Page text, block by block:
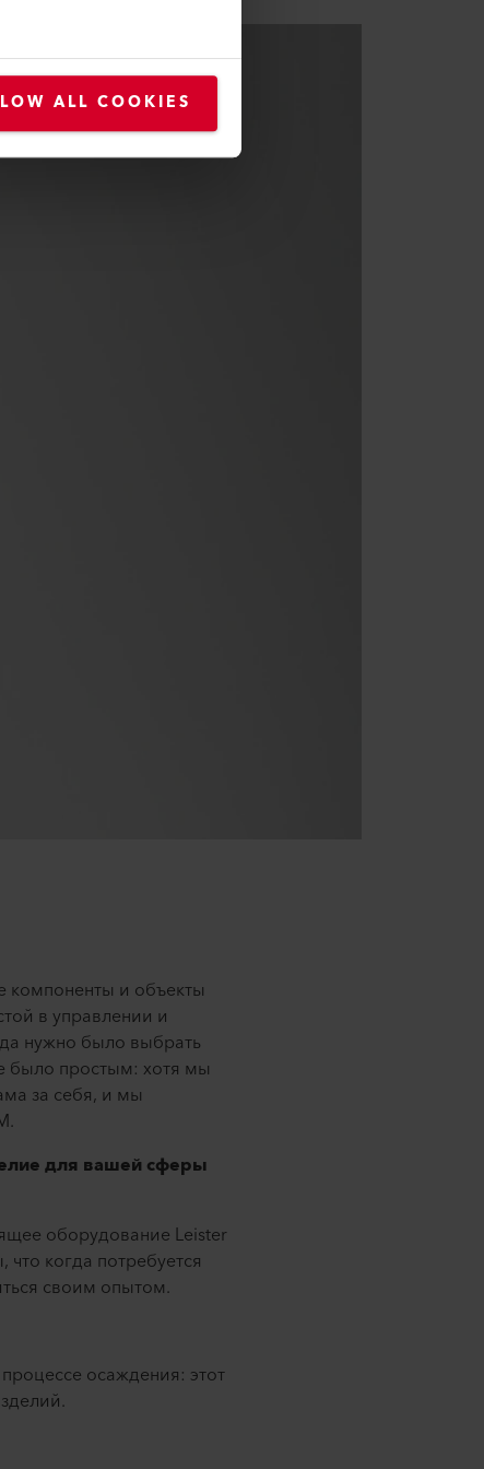
ALL COOKIES
компоненты и объекты
в управлении и
нужно было выбрать
было простым: хотя мы
за себя, и мы
для вашей сферы
оборудование Leister
когда потребуется
своим опытом.
осаждения: этот